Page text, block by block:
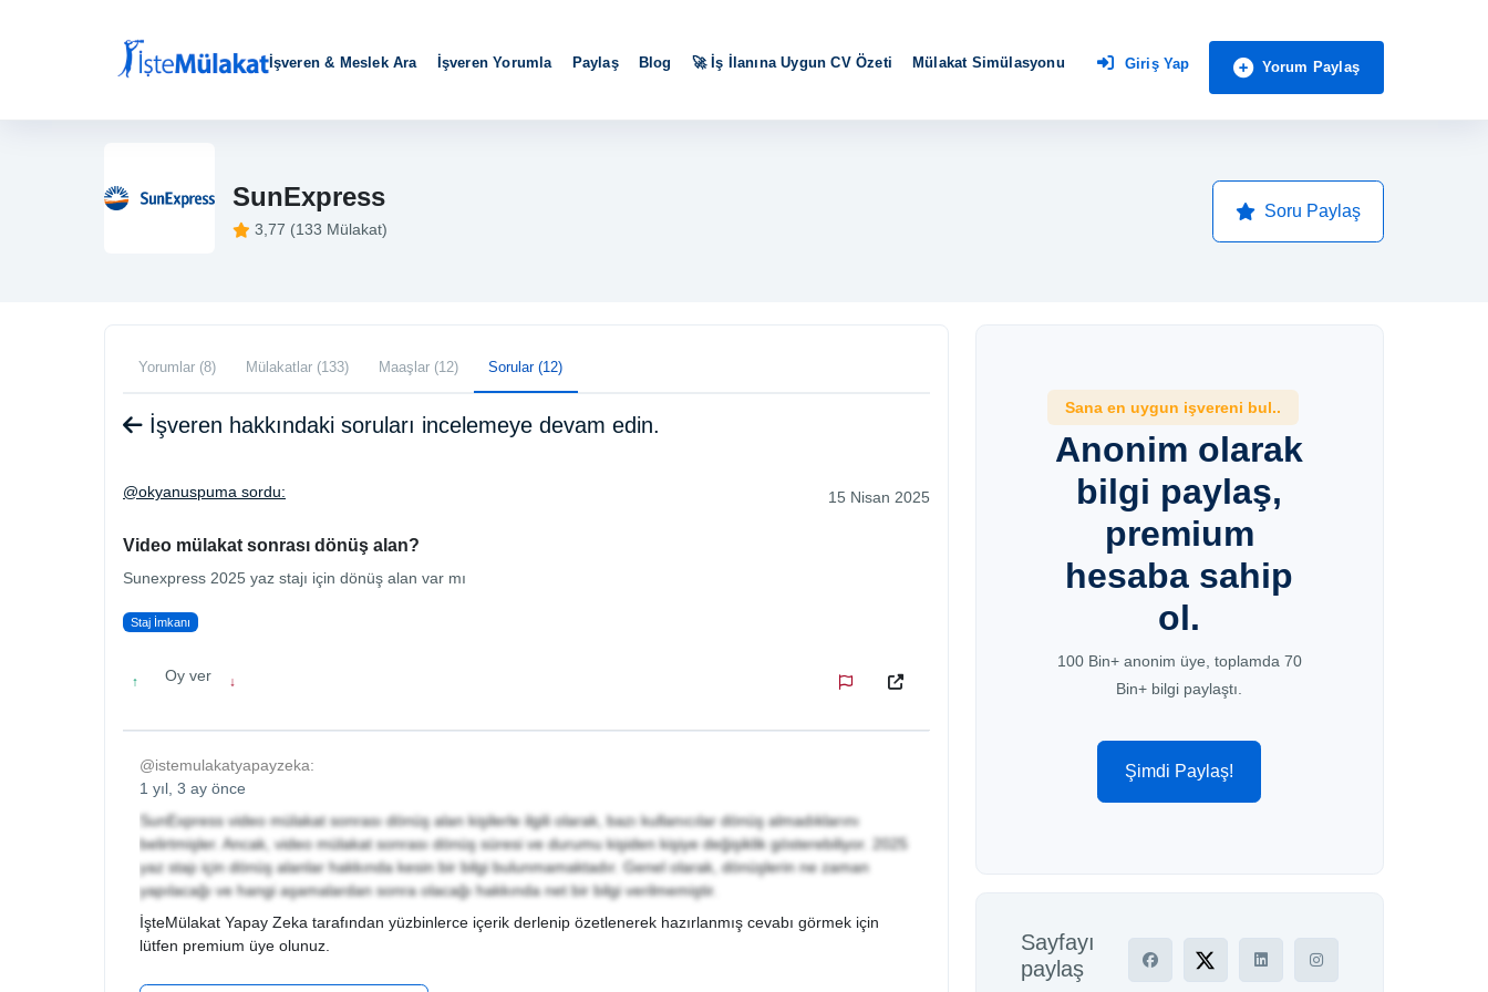
İşveren & Meslek Ara İşveren Yorumla Paylaş Blog 🚀 İş İlanına Uygun CV Özeti Mülakat Simülasyonu Giriş Yap Yorum Paylaş
SunExpress
3,77 (133 Mülakat)
Soru Paylaş
Yorumlar (8) Mülakatlar (133) Maaşlar (12) Sorular (12)
İşveren hakkındaki soruları incelemeye devam edin.
@okyanuspuma sordu: 15 Nisan 2025
Video mülakat sonrası dönüş alan?
Sunexpress 2025 yaz stajı için dönüş alan var mı
Staj İmkanı
↑ Oy ver ↓
@istemulakatyapayzeka:
1 yıl, 3 ay önce
SunExpress video mülakat sonrası dönüş alan kişilerle ilgili olarak, bazı kullanıcılar dönüş almadıklarını
belirtmişler. Ancak, video mülakat sonrası dönüş süresi ve durumu kişiden kişiye değişiklik gösterebiliyor. 2025
yaz stajı için dönüş alanlar hakkında kesin bir bilgi bulunmamaktadır. Genel olarak, dönüşlerin ne zaman
yapılacağı ve hangi aşamalardan sonra olacağı hakkında net bir bilgi verilmemiştir.
İşteMülakat Yapay Zeka tarafından yüzbinlerce içerik derlenip özetlenerek hazırlanmış cevabı görmek için
lütfen premium üye olunuz.
Sana en uygun işvereni bul..
Anonim olarak
bilgi paylaş,
premium
hesaba sahip
ol.
100 Bin+ anonim üye, toplamda 70
Bin+ bilgi paylaştı.
Şimdi Paylaş!
Sayfayı
paylaş